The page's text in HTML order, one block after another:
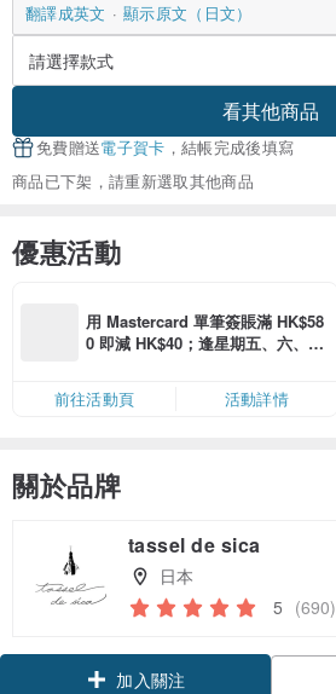
翻譯成英文
顯示原文（日文）
看其他商品
免費贈送電子賀卡 ，結帳完成後填寫
商品已下架，請重新選取其他商品
優惠活動
用 Mastercard 單筆簽賬滿 HK$58
0 即減 HK$40；逢星期五、六、日
限，額滿即止，僅限「常用信用
卡」結帳）
前往活動頁 活動詳情
關於品牌
tassel de sica
日本
5 (690)
加入關注